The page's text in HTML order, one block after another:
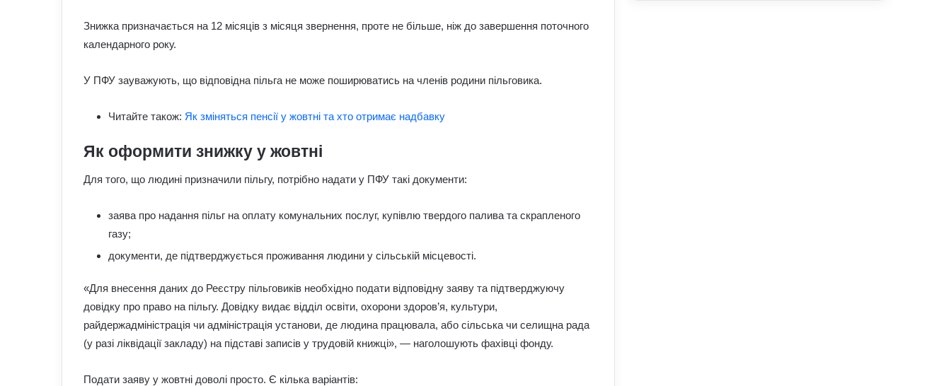
Знижка призначається на 12 місяців з місяця звернення, проте не більше, ніж до завершення поточного
календарного року.
У ПФУ зауважують, що відповідна пільга не може поширюватись на членів родини пільговика.
Читайте також: Як зміняться пенсії у жовтні та хто отримає надбавку
Як оформити знижку у жовтні
Для того, що людині призначили пільгу, потрібно надати у ПФУ такі документи:
заява про надання пільг на оплату комунальних послуг, купівлю твердого палива та скрапленого
газу;
документи, де підтверджується проживання людини у сільській місцевості.
«Для внесення даних до Реєстру пільговиків необхідно подати відповідну заяву та підтверджуючу
довідку про право на пільгу. Довідку видає відділ освіти, охорони здоров’я, культури,
райдержадміністрація чи адміністрація установи, де людина працювала, або сільська чи селищна рада
(у разі ліквідації закладу) на підставі записів у трудовій книжці», — наголошують фахівці фонду.
Подати заяву у жовтні доволі просто. Є кілька варіантів: